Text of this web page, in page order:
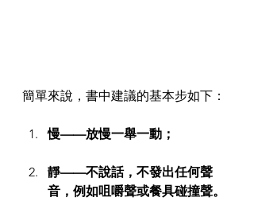
簡單來說，書中建議的基本步如下：
慢——放慢一舉一動；
靜——不說話，不發出任何聲
音，例如咀嚼聲或餐具碰撞聲。